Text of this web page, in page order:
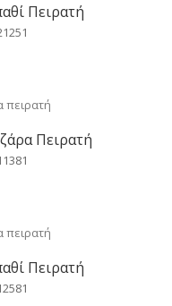
Πειρατή
Πειρατή
Πειρατή